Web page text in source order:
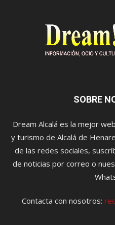
SOBRE
Dream Alcalá es la mejor
y turismo de Alcalá de
de las redes sociales,
de noticias por correo o
Contacta con nosotros: